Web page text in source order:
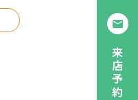
来店予約